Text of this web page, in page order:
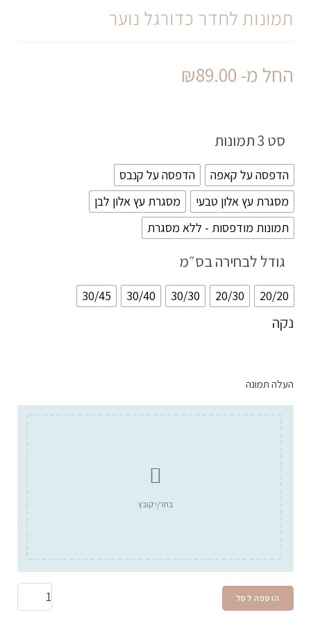
תמונות לחדר כדורגל נוער
החל מ- ₪89.00
סט 3 תמונות
הדפסה על קאפה
הדפסה על קנבס
מסגרת עץ אלון טבעי
מסגרת עץ אלון לבן
תמונות מודפסות - ללא מסגרת
גודל לבחירה בס״מ
20/20
20/30
30/30
30/40
30/45
נקה
העלה תמונה
בחר/י קובץ
הוספה לסל